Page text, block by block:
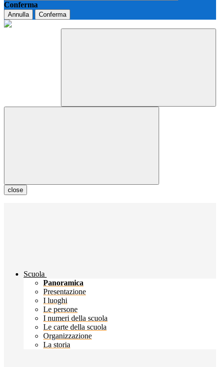
Conferma
Annulla Conferma
close
Scuola
Panoramica
Presentazione
I luoghi
Le persone
I numeri della scuola
Le carte della scuola
Organizzazione
La storia